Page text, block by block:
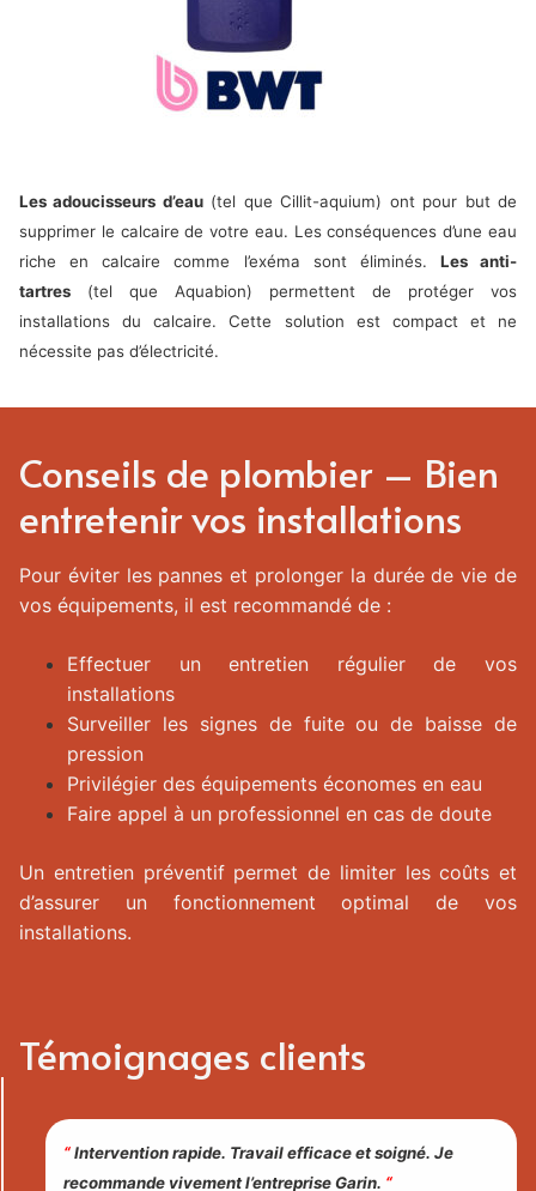
Les adoucisseurs d’eau(tel que Cillit-aquium) ont pour but de
supprimer le calcaire de votre eau. Les conséquences d’une eau
riche en calcaire comme l’exéma sont éliminés. Les anti-
tartres (tel que Aquabion) permettent de protéger vos
installations du calcaire. Cette solution est compact et ne
nécessite pas d’électricité.
Conseils de plombier – Bien
entretenir vos installations
Pour éviter les pannes et prolonger la durée de vie de
vos équipements, il est recommandé de :
Effectuer un entretien régulier de vos
installations
Surveiller les signes de fuite ou de baisse de
pression
Privilégier des équipements économes en eau
Faire appel à un professionnel en cas de doute
Un entretien préventif permet de limiter les coûts et
d’assurer un fonctionnement optimal de vos
installations.
Témoignages clients
“Intervention rapide. Travail efficace et soigné. Je
recommande vivement l’entreprise Garin. “